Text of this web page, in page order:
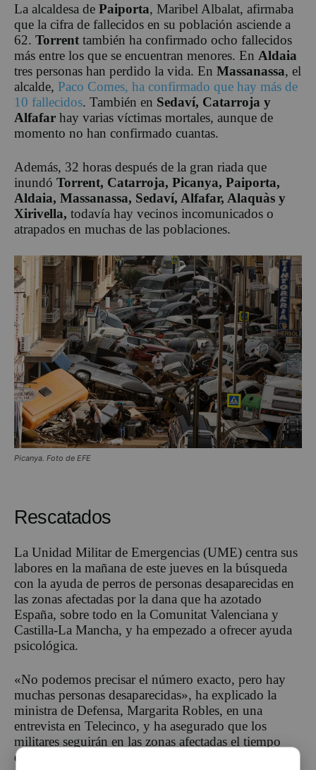
La alcaldesa de Paiporta, Maribel Albalat, afirmaba
que la cifra de fallecidos en su población asciende a
62. Torrent también ha confirmado ocho fallecidos
más entre los que se encuentran menores. En Aldaia
tres personas han perdido la vida. En Massanassa, el
alcalde, Paco Comes, ha confirmado que hay más de
10 fallecidos. También en Sedaví, Catarroja y
Alfafar hay varias víctimas mortales, aunque de
momento no han confirmado cuantas.
Además, 32 horas después de la gran riada que
inundó Torrent, Catarroja, Picanya, Paiporta,
Aldaia, Massanassa, Sedaví, Alfafar, Alaquàs y
Xirivella, todavía hay vecinos incomunicados o
atrapados en muchas de las poblaciones.
Picanya. Foto de EFE
Rescatados
La Unidad Militar de Emergencias (UME) centra sus
labores en la mañana de este jueves en la búsqueda
con la ayuda de perros de personas desaparecidas en
las zonas afectadas por la dana que ha azotado
España, sobre todo en la Comunitat Valenciana y
Castilla-La Mancha, y ha empezado a ofrecer ayuda
psicológica.
«No podemos precisar el número exacto, pero hay
muchas personas desaparecidas», ha explicado la
ministra de Defensa, Margarita Robles, en una
entrevista en Telecinco, y ha asegurado que los
militares seguirán en las zonas afectadas el tiempo
que haga falta.